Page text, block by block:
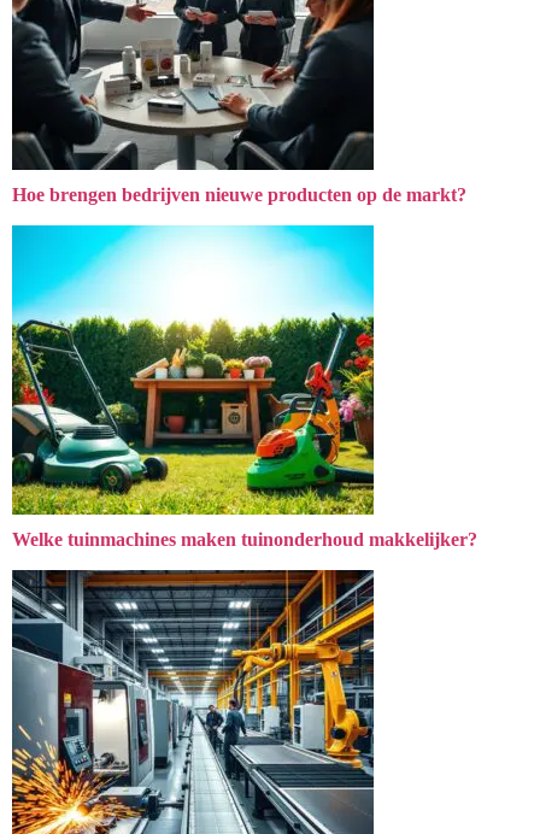
Hoe brengen bedrijven nieuwe producten op de markt?
Welke tuinmachines maken tuinonderhoud makkelijker?